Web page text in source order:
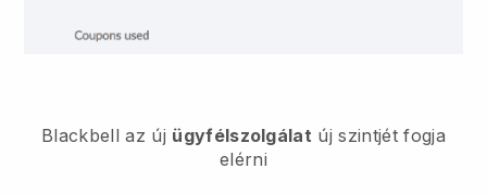
Blackbell az új ügyfélszolgálat új szintjét fogja
elérni